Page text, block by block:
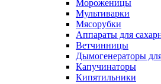
Мороженицы
Мультиварки
Мясорубки
Аппараты для
Ветчинницы
Дымогенераторы
Капучинаторы
Кипятильники